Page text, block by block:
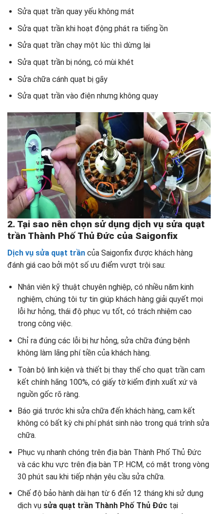
Sửa quạt trần quay yếu không mát
Sửa quạt trần khi hoạt động phát ra tiếng ồn
Sửa quạt trần chạy một lúc thì dừng lại
Sửa quạt trần bị nóng, có mùi khét
Sửa chữa cánh quạt bị gãy
Sửa quạt trần vào điện nhưng không quay
2. Tại sao nên chọn sử dụng dịch vụ sửa quạt
trần Thành Phố Thủ Đức của Saigonfix
Dịch vụ sửa quạt trần của Saigonfix được khách hàng
đánh giá cao bởi một số ưu điểm vượt trội sau:
Nhân viên kỹ thuật chuyên nghiệp, có nhiều năm kinh
nghiệm, chúng tôi tự tin giúp khách hàng giải quyết mọi
lỗi hư hỏng, thái độ phục vụ tốt, có trách nhiệm cao
trong công việc.
Chỉ ra đúng các lỗi bị hư hỏng, sửa chữa đúng bệnh
không làm lãng phí tiền của khách hàng.
Toàn bộ linh kiện và thiết bị thay thế cho quạt trần cam
kết chính hãng 100%, có giấy tờ kiểm định xuất xứ và
nguồn gốc rõ ràng.
Báo giá trước khi sửa chữa đến khách hàng, cam kết
không có bất kỳ chi phí phát sinh nào trong quá trình sửa
chữa.
Phục vụ nhanh chóng trên địa bàn Thành Phố Thủ Đức
và các khu vực trên địa bàn TP. HCM, có mặt trong vòng
30 phút sau khi tiếp nhận yêu cầu sửa chữa.
Chế độ bảo hành dài hạn từ 6 đến 12 tháng khi sử dụng
dịch vụ sửa quạt trần Thành Phố Thủ Đứctại